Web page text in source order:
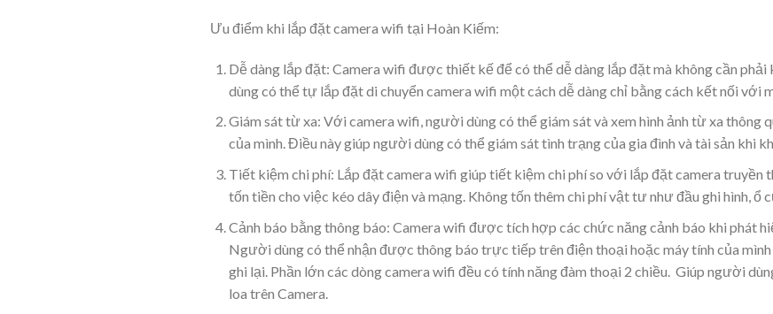
Ưu điểm khi lắp đặt camera wifi tại Hoàn Kiếm:
Dễ dàng lắp đặt: Camera wifi được thiết kế để có thể dễ dàng lắp đặt mà không cần
dùng có thể tự lắp đặt di chuyển camera wifi một cách dễ dàng chỉ bằng cách kết nối với
Giám sát từ xa: Với camera wifi, người dùng có thể giám sát và xem hình ảnh từ xa thông
của mình. Điều này giúp người dùng có thể giám sát tình trạng của gia đình và tài sản khi
Tiết kiệm chi phí: Lắp đặt camera wifi giúp tiết kiệm chi phí so với lắp đặt camera truyền
tốn tiền cho việc kéo dây điện và mạng. Không tốn thêm chi phí vật tư như đầu ghi hình,
Cảnh báo bằng thông báo: Camera wifi được tích hợp các chức năng cảnh báo khi phát
Người dùng có thể nhận được thông báo trực tiếp trên điện thoại hoặc máy tính của
ghi lại. Phần lớn các dòng camera wifi đều có tính năng đàm thoại 2 chiều. Giúp người
loa trên Camera.